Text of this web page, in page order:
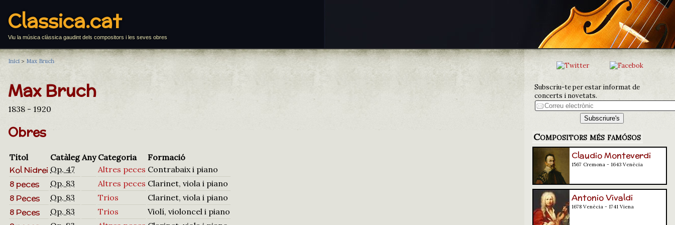
Classica.cat
Viu la música clàssica gaudint dels compositors i les seves obres
Inici > Max Bruch
Max Bruch
1838 - 1920
Obres
Títol Catàleg Any Categoria Formació
Kol Nidrei Op. 47 Altres peces Contrabaix i piano
8 peces Op. 83 Altres peces Clarinet, viola i piano
8 Peces Op. 83 Trios Clarinet, viola i piano
8 Peces Op. 83 Trios Violí, violoncel i piano
Subscriu-te per estar informat de
concerts i novetats.
Compositors més famósos
Claudio Monteverdi
1567 Cremona - 1643 Venècia
Antonio Vivaldi
1678 Venècia - 1741 Viena